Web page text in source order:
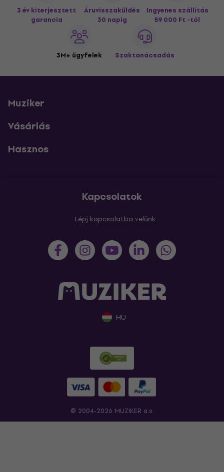
3 év kiterjesztett
garancia
Áruvisszaküldés
30 napig
Ingyenes szállítás
59 000 Ft -tól
3M+ ügyfelek Szaktanácsadás
Muziker
Vásárlás
Hasznos
Kapcsolatok
Lépj kapcsolatba velünk
HU
© 2004-2026 MUZIKER a.s.